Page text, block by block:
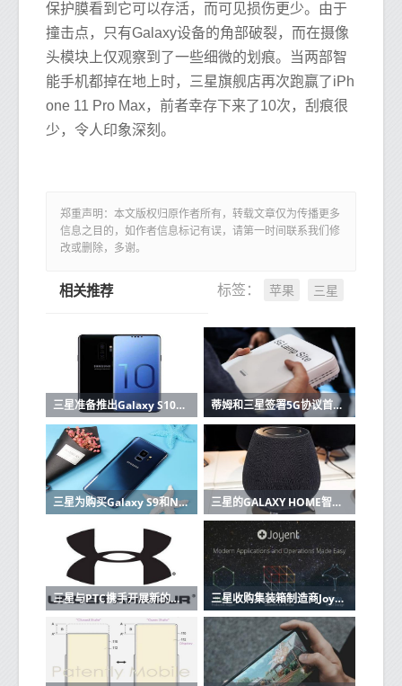
保护膜看到它可以存活，而可见损伤更少。由于
撞击点，只有Galaxy设备的角部破裂，而在摄像
头模块上仅观察到了一些细微的划痕。当两部智
能手机都掉在地上时，三星旗舰店再次跑赢了iPh
one 11 Pro Max，前者幸存下来了10次，刮痕很
少，令人印象深刻。
郑重声明：本文版权归原作者所有，转载文章仅为传播更多
信息之目的，如作者信息标记有误，请第一时间联系我们修
改或删除，多谢。
标签： 苹果 三星
相关推荐
三星准备推出Galaxy S10这里有功能和价格 蒂姆和三星签署5G协议首批设备已在2019年
三星为购买Galaxy S9和Note 9的用户提供高达200欧元的报销 三星的GALAXY HOME智能音箱在UNPACKED 2019上没有亮相
三星与PTC携手开展新的物联网计划 三星收购集装箱制造商Joyent将建立自己的云